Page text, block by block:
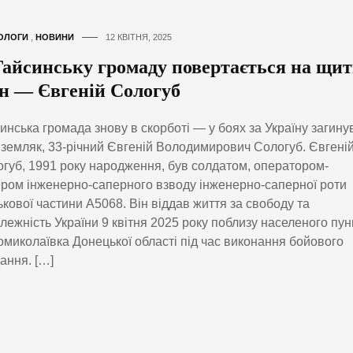
НОВИНИ 12 КВІТНЯ, 2025
громаду повертається на
— Євгеній Сологуб
громада знову в скорботі — у боях за Україну
33-річний Євгеній Володимирович Сологуб.
1991 року народження, був солдатом, оператором-
інженерно-саперного взводу інженерно-саперної роти
частини А5068. Він віддав життя за свободу та
України 9 квітня 2025 року поблизу населеного
Донецької області під час виконання бойового
[…]